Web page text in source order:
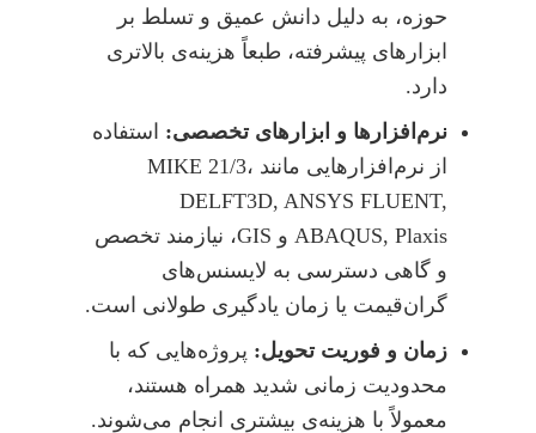
حوزه، به دلیل دانش عمیق و تسلط بر
ابزارهای پیشرفته، طبعاً هزینه‌ی بالاتری
دارد.
نرم‌افزارها و ابزارهای تخصصی: استفاده
از نرم‌افزارهایی مانند MIKE 21/3،
DELFT3D, ANSYS FLUENT,
ABAQUS, Plaxis و GIS، نیازمند تخصص
و گاهی دسترسی به لایسنس‌های
گران‌قیمت یا زمان یادگیری طولانی است.
زمان و فوریت تحویل: پروژه‌هایی که با
محدودیت زمانی شدید همراه هستند،
معمولاً با هزینه‌ی بیشتری انجام می‌شوند.